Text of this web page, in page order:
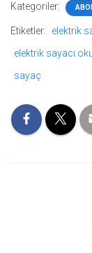
Kategoriler:
Etiketler: elektrik
elektrik sayacı
sayaç